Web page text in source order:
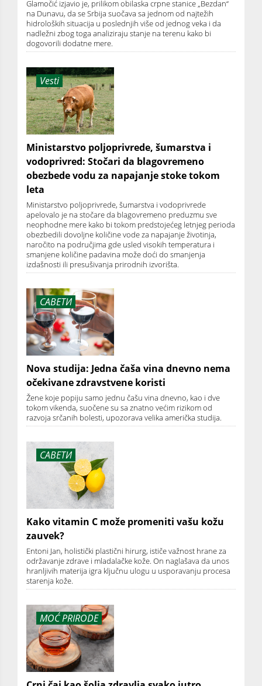
Glamočić izjavio je, prilikom obilaska crpne stanice „Bezdan“
na Dunavu, da se Srbija suočava sa jednom od najtežih
hidroloških situacija u poslednjih više od jednog veka i da
nadležni zbog toga analiziraju stanje na terenu kako bi
dogovorili dodatne mere.
Vesti
Ministarstvo poljoprivrede, šumarstva i
vodoprivred: Stočari da blagovremeno
obezbede vodu za napajanje stoke tokom
leta
Ministarstvo poljoprivrede, šumarstva i vodoprivrede
apelovalo je na stočare da blagovremeno preduzmu sve
neophodne mere kako bi tokom predstojećeg letnjeg perioda
obezbedili dovoljne količine vode za napajanje životinja,
naročito na područjima gde usled visokih temperatura i
smanjene količine padavina može doći do smanjenja
izdašnosti ili presušivanja prirodnih izvorišta.
САВЕТИ
Nova studija: Jedna čaša vina dnevno nema
očekivane zdravstvene koristi
Žene koje popiju samo jednu čašu vina dnevno, kao i dve
tokom vikenda, suočene su sa znatno većim rizikom od
razvoja srčanih bolesti, upozorava velika američka studija.
САВЕТИ
Kako vitamin C može promeniti vašu kožu
zauvek?
Entoni Jan, holistički plastični hirurg, ističe važnost hrane za
održavanje zdrave i mladalačke kože. On naglašava da unos
hranljivih materija igra ključnu ulogu u usporavanju procesa
starenja kože.
MOĆ PRIRODE